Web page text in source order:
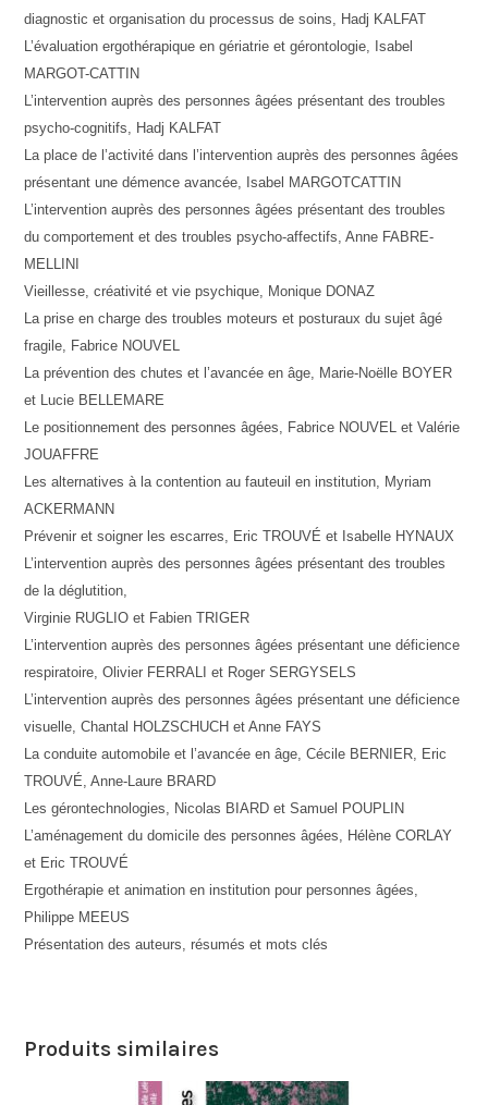
diagnostic et organisation du processus de soins, Hadj KALFAT
L’évaluation ergothérapique en gériatrie et gérontologie, Isabel
MARGOT-CATTIN
L’intervention auprès des personnes âgées présentant des troubles
psycho-cognitifs, Hadj KALFAT
La place de l’activité dans l’intervention auprès des personnes âgées
présentant une démence avancée, Isabel MARGOTCATTIN
L’intervention auprès des personnes âgées présentant des troubles
du comportement et des troubles psycho-affectifs, Anne FABRE-
MELLINI
Vieillesse, créativité et vie psychique, Monique DONAZ
La prise en charge des troubles moteurs et posturaux du sujet âgé
fragile, Fabrice NOUVEL
La prévention des chutes et l’avancée en âge, Marie-Noëlle BOYER
et Lucie BELLEMARE
Le positionnement des personnes âgées, Fabrice NOUVEL et Valérie
JOUAFFRE
Les alternatives à la contention au fauteuil en institution, Myriam
ACKERMANN
Prévenir et soigner les escarres, Eric TROUVÉ et Isabelle HYNAUX
L’intervention auprès des personnes âgées présentant des troubles
de la déglutition,
Virginie RUGLIO et Fabien TRIGER
L’intervention auprès des personnes âgées présentant une déficience
respiratoire, Olivier FERRALI et Roger SERGYSELS
L’intervention auprès des personnes âgées présentant une déficience
visuelle, Chantal HOLZSCHUCH et Anne FAYS
La conduite automobile et l’avancée en âge, Cécile BERNIER, Eric
TROUVÉ, Anne-Laure BRARD
Les gérontechnologies, Nicolas BIARD et Samuel POUPLIN
L’aménagement du domicile des personnes âgées, Hélène CORLAY
et Eric TROUVÉ
Ergothérapie et animation en institution pour personnes âgées,
Philippe MEEUS
Présentation des auteurs, résumés et mots clés
Produits similaires